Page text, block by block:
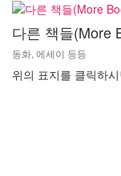
다른 책들(More
동화, 에세이 등등
위의 표지를 클릭하